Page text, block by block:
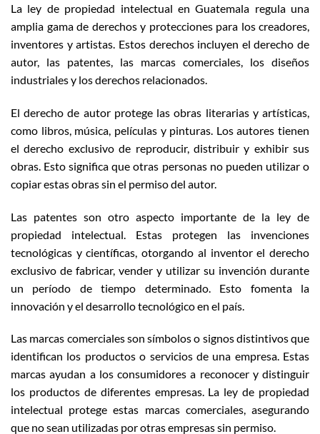
La ley de propiedad intelectual en Guatemala regula una
amplia gama de derechos y protecciones para los creadores,
inventores y artistas. Estos derechos incluyen el derecho de
autor, las patentes, las marcas comerciales, los diseños
industriales y los derechos relacionados.
El derecho de autor protege las obras literarias y artísticas,
como libros, música, películas y pinturas. Los autores tienen
el derecho exclusivo de reproducir, distribuir y exhibir sus
obras. Esto significa que otras personas no pueden utilizar o
copiar estas obras sin el permiso del autor.
Las patentes son otro aspecto importante de la ley de
propiedad intelectual. Estas protegen las invenciones
tecnológicas y científicas, otorgando al inventor el derecho
exclusivo de fabricar, vender y utilizar su invención durante
un período de tiempo determinado. Esto fomenta la
innovación y el desarrollo tecnológico en el país.
Las marcas comerciales son símbolos o signos distintivos que
identifican los productos o servicios de una empresa. Estas
marcas ayudan a los consumidores a reconocer y distinguir
los productos de diferentes empresas. La ley de propiedad
intelectual protege estas marcas comerciales, asegurando
que no sean utilizadas por otras empresas sin permiso.